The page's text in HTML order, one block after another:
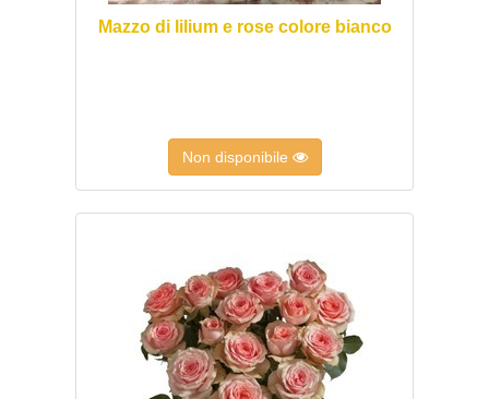
Mazzo di lilium e rose colore bianco
Non disponibile